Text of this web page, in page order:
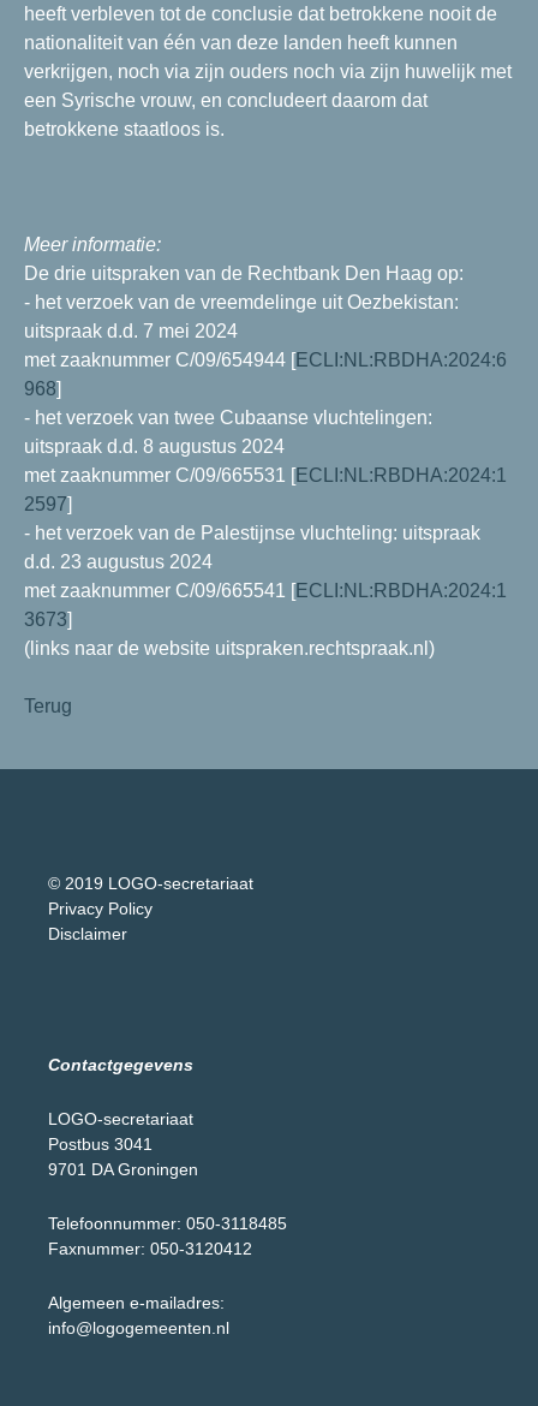
heeft verbleven tot de conclusie dat betrokkene nooit de
nationaliteit van één van deze landen heeft kunnen
verkrijgen, noch via zijn ouders noch via zijn huwelijk met
een Syrische vrouw, en concludeert daarom dat
betrokkene staatloos is.
Meer informatie:
De drie uitspraken van de Rechtbank Den Haag op:
- het verzoek van de vreemdelinge uit Oezbekistan:
uitspraak d.d. 7 mei 2024
met zaaknummer C/09/654944 [ECLI:NL:RBDHA:2024:6
968]
- het verzoek van twee Cubaanse vluchtelingen:
uitspraak d.d. 8 augustus 2024
met zaaknummer C/09/665531 [ECLI:NL:RBDHA:2024:1
2597]
- het verzoek van de Palestijnse vluchteling: uitspraak
d.d. 23 augustus 2024
met zaaknummer C/09/665541 [ECLI:NL:RBDHA:2024:1
3673]
(links naar de website uitspraken.rechtspraak.nl)
Terug
© 2019 LOGO-secretariaat
Privacy Policy
Disclaimer
Contactgegevens
LOGO-secretariaat
Postbus 3041
9701 DA Groningen
Telefoonnummer: 050-3118485
Faxnummer: 050-3120412
Algemeen e-mailadres:
info@logogemeenten.nl